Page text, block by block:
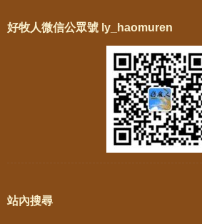
好牧人微信公眾號 ly_haomuren
站內搜尋